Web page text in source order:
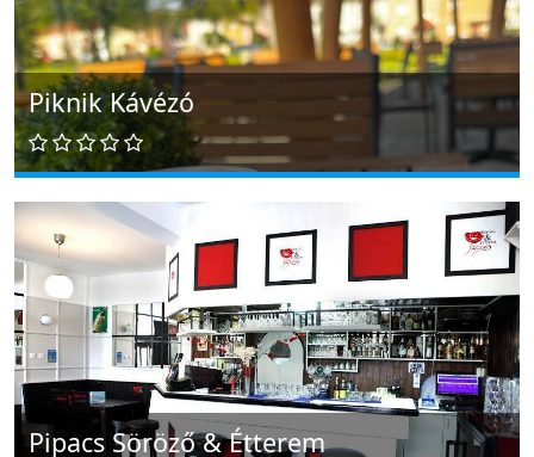
Piknik Kávézó
Pipacs Söröző & Étterem